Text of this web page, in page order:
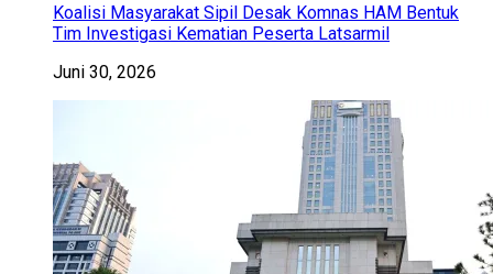
Koalisi Masyarakat Sipil Desak Komnas HAM Bentuk
Tim Investigasi Kematian Peserta Latsarmil
Juni 30, 2026